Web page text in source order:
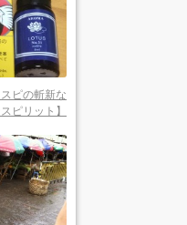
ピの斬新な
ピリット】